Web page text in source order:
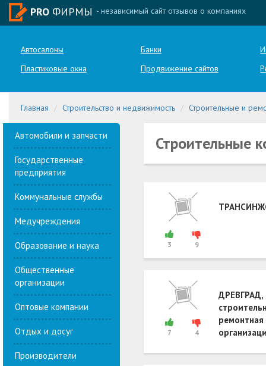
PRO ФИРМЫ - независимый сайт отзывов о компаниях
Автосалоны Банки
Пластиковые окна
Продвижение сайтов
Главная Строительство и недвижимость Строительные и
Автомобили и запчасти
Государственные
предприятия
Коммунальные службы
Медучреждения
Образование и наука
Общественные
организации
Оптовые компании
Отдых и досуг
Производители
Строительные
3 9
7 4
ДРЕВГРАД,
ремонтная